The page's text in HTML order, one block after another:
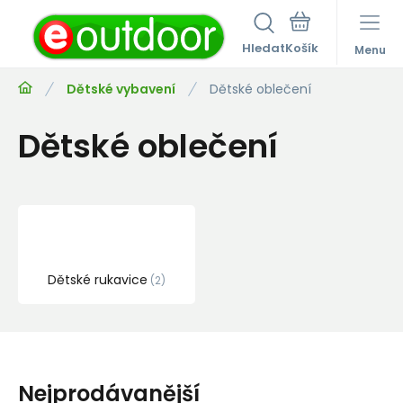
Hledat Menu
Dětské vybavení Dětské oblečení
Dětské oblečení
Dětské rukavice 2
Nejprodávanější